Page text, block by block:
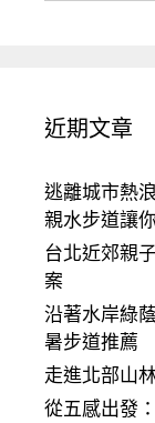
近期文章
逃離城市熱
親水步道讓
台北近郊親
案
沿著水岸綠
暑步道推薦
走進北部山
從五感出發